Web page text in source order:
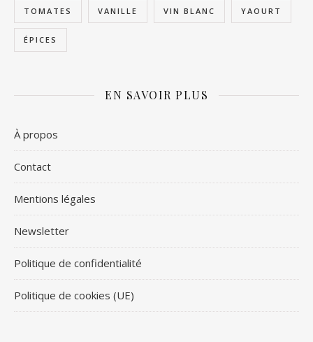
TOMATES VANILLE VIN BLANC YAOURT
ÉPICES
EN SAVOIR PLUS
À propos
Contact
Mentions légales
Newsletter
Politique de confidentialité
Politique de cookies (UE)